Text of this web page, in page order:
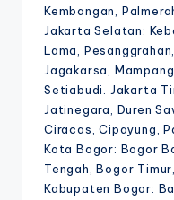
Kembangan,
Jakarta Selatan:
Lama,
Jagakarsa,
Setiabudi. Jakarta
Jatinegara, Duren
Ciracas, Cipayung,
Kota Bogor: Bogor
Tengah, Bogor
Kabupaten Bogor: